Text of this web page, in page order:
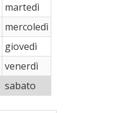
martedì
mercoledì
giovedì
venerdì
sabato